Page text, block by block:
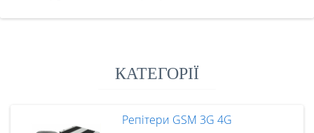
КАТЕГОРІЇ
Репітери GSM 3G 4G